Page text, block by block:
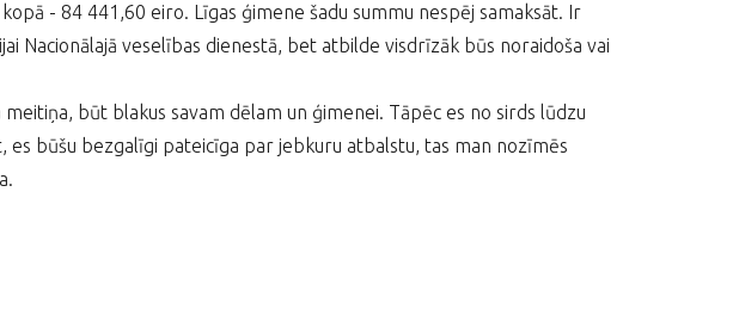
- 84 441,60 eiro. Līgas ģimene šadu summu nespēj samaksāt. Ir
Nacionālajā veselības dienestā, bet atbilde visdrīzāk būs noraidoša vai
būt blakus savam dēlam un ģimenei. Tāpēc es no sirds lūdzu
es būšu bezgalīgi pateicīga par jebkuru atbalstu, tas man nozīmēs